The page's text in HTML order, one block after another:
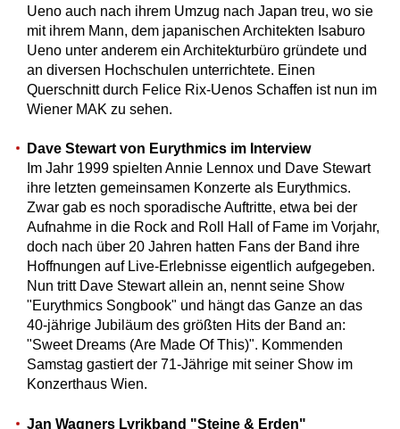
Ueno auch nach ihrem Umzug nach Japan treu, wo sie
mit ihrem Mann, dem japanischen Architekten Isaburo
Ueno unter anderem ein Architekturbüro gründete und
an diversen Hochschulen unterrichtete. Einen
Querschnitt durch Felice Rix-Uenos Schaffen ist nun im
Wiener MAK zu sehen.
Dave Stewart von Eurythmics im Interview
Im Jahr 1999 spielten Annie Lennox und Dave Stewart
ihre letzten gemeinsamen Konzerte als Eurythmics.
Zwar gab es noch sporadische Auftritte, etwa bei der
Aufnahme in die Rock and Roll Hall of Fame im Vorjahr,
doch nach über 20 Jahren hatten Fans der Band ihre
Hoffnungen auf Live-Erlebnisse eigentlich aufgegeben.
Nun tritt Dave Stewart allein an, nennt seine Show
"Eurythmics Songbook" und hängt das Ganze an das
40-jährige Jubiläum des größten Hits der Band an:
"Sweet Dreams (Are Made Of This)". Kommenden
Samstag gastiert der 71-Jährige mit seiner Show im
Konzerthaus Wien.
Jan Wagners Lyrikband "Steine & Erden"